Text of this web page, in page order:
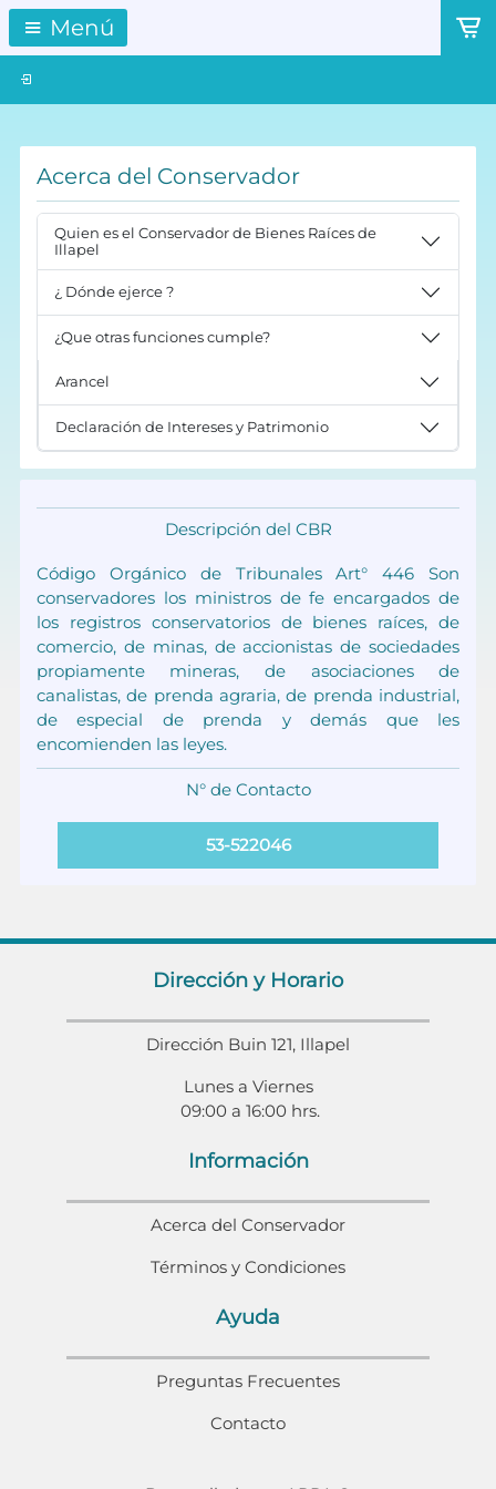
Menú
Acerca del Conservador
Quien es el Conservador de Bienes Raíces de
Illapel
¿ Dónde ejerce ?
¿Que otras funciones cumple?
Arancel
Declaración de Intereses y Patrimonio
Descripción del CBR
Código Orgánico de Tribunales Art° 446 Son
conservadores los ministros de fe encargados de
los registros conservatorios de bienes raíces, de
comercio, de minas, de accionistas de sociedades
propiamente mineras, de asociaciones de
canalistas, de prenda agraria, de prenda industrial,
de especial de prenda y demás que les
encomienden las leyes.
N° de Contacto
53-522046
Dirección y Horario
Dirección Buin 121, Illapel
Lunes a Viernes
09:00 a 16:00 hrs.
Información
Acerca del Conservador
Términos y Condiciones
Ayuda
Preguntas Frecuentes
Contacto